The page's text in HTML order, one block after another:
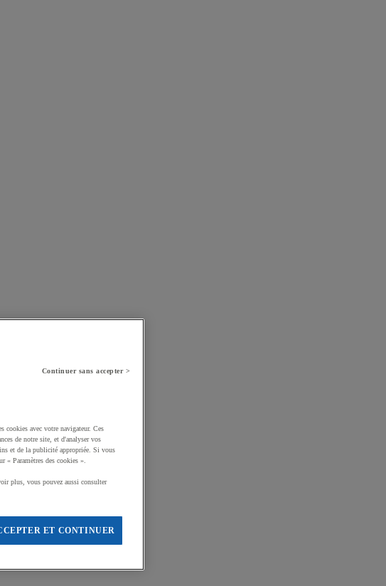
Continuer sans accepter >
cookies avec votre navigateur. Ces
de notre site, et d'analyser vos
et de la publicité appropriée. Si vous
« Paramètres des cookies ».
plus, vous pouvez aussi consulter
ET CONTINUER